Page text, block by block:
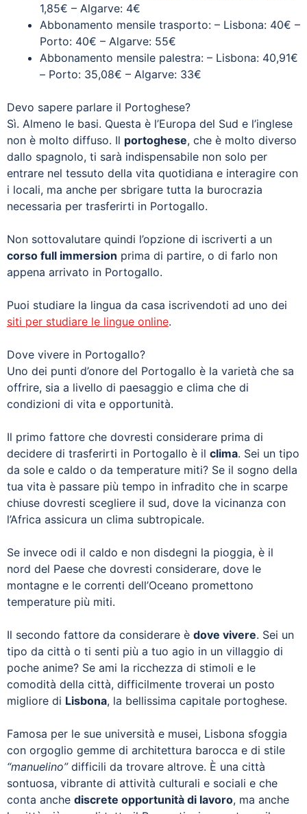
1,85€ – Algarve: 4€
Abbonamento mensile trasporto: – Lisbona: 40€ –
Porto: 40€ – Algarve: 55€
Abbonamento mensile palestra: – Lisbona: 40,91€
– Porto: 35,08€ – Algarve: 33€
Devo sapere parlare il Portoghese?
Sì. Almeno le basi. Questa è l’Europa del Sud e l’inglese
non è molto diffuso. Il portoghese, che è molto diverso
dallo spagnolo, ti sarà indispensabile non solo per
entrare nel tessuto della vita quotidiana e interagire con
i locali, ma anche per sbrigare tutta la burocrazia
necessaria per trasferirti in Portogallo.
Non sottovalutare quindi l’opzione di iscriverti a un
corso full immersion prima di partire, o di farlo non
appena arrivato in Portogallo.
Puoi studiare la lingua da casa iscrivendoti ad uno dei
siti per studiare le lingue online.
Dove vivere in Portogallo?
Uno dei punti d’onore del Portogallo è la varietà che sa
offrire, sia a livello di paesaggio e clima che di
condizioni di vita e opportunità.
Il primo fattore che dovresti considerare prima di
decidere di trasferirti in Portogallo è il clima. Sei un tipo
da sole e caldo o da temperature miti? Se il sogno della
tua vita è passare più tempo in infradito che in scarpe
chiuse dovresti scegliere il sud, dove la vicinanza con
l’Africa assicura un clima subtropicale.
Se invece odi il caldo e non disdegni la pioggia, è il
nord del Paese che dovresti considerare, dove le
montagne e le correnti dell’Oceano promettono
temperature più miti.
Il secondo fattore da considerare è dove vivere. Sei un
tipo da città o ti senti più a tuo agio in un villaggio di
poche anime? Se ami la ricchezza di stimoli e le
comodità della città, difficilmente troverai un posto
migliore di Lisbona, la bellissima capitale portoghese.
Famosa per le sue università e musei, Lisbona sfoggia
con orgoglio gemme di architettura barocca e di stile
“manuelino”difficili da trovare altrove. È una città
sontuosa, vibrante di attività culturali e sociali e che
conta anche discrete opportunità di lavoro, ma anche